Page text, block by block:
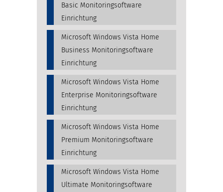
Basic Monitoringsoftware
Einrichtung
Microsoft Windows Vista Home
Business Monitoringsoftware
Einrichtung
Microsoft Windows Vista Home
Enterprise Monitoringsoftware
Einrichtung
Microsoft Windows Vista Home
Premium Monitoringsoftware
Einrichtung
Microsoft Windows Vista Home
Ultimate Monitoringsoftware